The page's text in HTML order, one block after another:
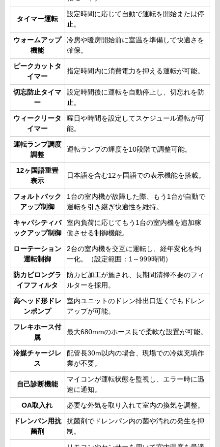
タイマー運転
設定時間に応じて自動で運転を開始または停
止。
ウォームアップ
機能
冷房や暖房開始前に室温を準備して快適さを
確保。
ピークカットタ
イマー
指定時間内に消費電力を抑える運転が可能。
切忘防止タイマ
ー
設定時間後に運転を自動停止し、切忘れを防
止。
ウィークリータ
イマー
曜日や時間を設定してスケジュール運転が可
能。
運転ランプ調度
調整
運転ランプの輝度を10段階で調整可能。
12ヶ国語重畳
表示
日本語を含む12ヶ国語での表示機能を搭載。
フォルトバック
アップ制御
1台の室内機が故障した際、もう1台が自動で
運転を引き継ぎ快適性を維持。
キャパシティバ
ックアップ制御
室内負荷に応じてもう1台の室内機を追加稼
働させる制御機能。
ローテーション
運転制御
2台の室内機を交互に運転し、経年変化を均
一化。（設定範囲：1～999時間）
防カビロングラ
イフフィルタ
防カビ加工が施され、長期間清掃不要のフィ
ルターを採用。
高ヘッド形ドレ
ンポンプ
室内ユニットのドレン排出口近くでもドレン
アップが可能。
フレキホース付
属
最大680mmのホース長で柔軟な設置が可能。
冷媒チャージレ
ス
配管長30m以内の場合、現場での冷媒充填作
業が不要。
自己診断機能
マイコンが運転状態を監視し、エラー時に迅
速に通知。
OA取入れ 必要な外気を取り入れて室内の換気を調整。
ドレンパン用抗
菌剤
抗菌剤でドレンパン内の菌や汚れの発生を抑
制。